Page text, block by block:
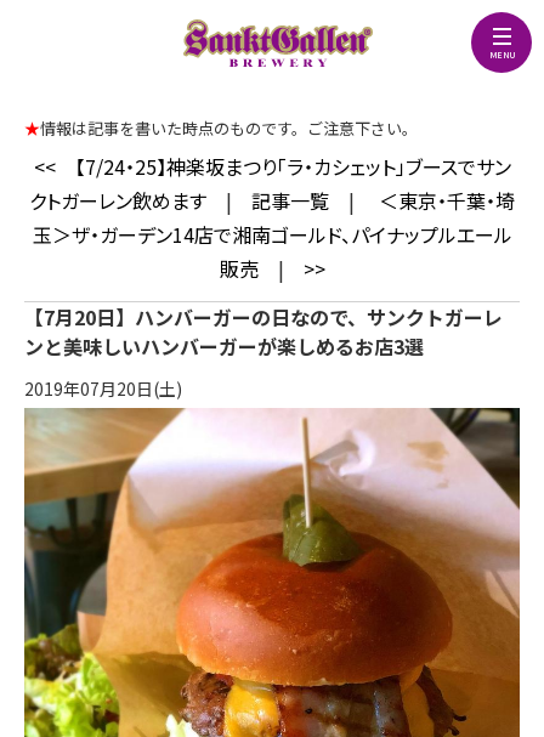
★情報は記事を書いた時点のものです。ご注意下さい。
<<
【7/24・25】神楽坂まつり「ラ・カシェット」ブースでサン
クトガーレン飲めます | 記事一覧 |
＜東京・千葉・埼
玉＞ザ・ガーデン14店で湘南ゴールド、パイナップルエール
販売| >>
【7月20日】ハンバーガーの日なので、サンクトガーレ
ンと美味しいハンバーガーが楽しめるお店3選
2019年07月20日(土)